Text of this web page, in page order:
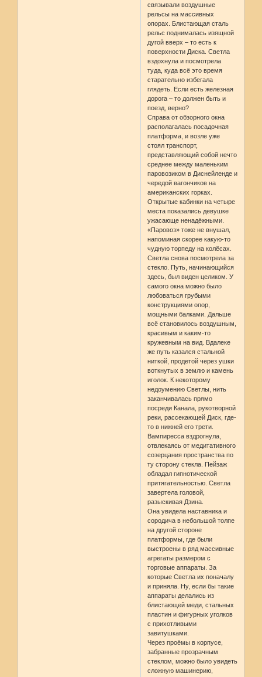
связывали воздушные
рельсы на массивных
опорах. Блистающая сталь
рельс поднималась изящной
дугой вверх – то есть к
поверхности Диска. Светла
вздохнула и посмотрела
туда, куда всё это время
старательно избегала
глядеть. Если есть железная
дорога – то должен быть и
поезд, верно?
Справа от обзорного окна
располагалась посадочная
платформа, и возле уже
стоял транспорт,
представляющий собой нечто
среднее между маленьким
паровозиком в Диснейленде и
чередой вагончиков на
американских горках.
Открытые кабинки на четыре
места показались девушке
ужасающе ненадёжными.
«Паровоз» тоже не внушал,
напоминая скорее какую-то
чудную торпеду на колёсах.
Светла снова посмотрела за
стекло. Путь, начинающийся
здесь, был виден целиком. У
самого окна можно было
любоваться грубыми
конструкциями опор,
мощными балками. Дальше
всё становилось воздушным,
красивым и каким-то
кружевным на вид. Вдалеке
же путь казался стальной
ниткой, продетой через ушки
воткнутых в землю и камень
иголок. К некоторому
недоумению Светлы, нить
заканчивалась прямо
посреди Канала, рукотворной
реки, рассекающей Диск, где-
то в нижней его трети.
Вампиресса вздрогнула,
отвлекаясь от медитативного
созерцания пространства по
ту сторону стекла. Пейзаж
обладал гипнотической
притягательностью. Светла
завертела головой,
разыскивая Дзина.
Она увидела наставника и
сородича в небольшой толпе
на другой стороне
платформы, где были
выстроены в ряд массивные
агрегаты размером с
торговые аппараты. За
которые Светла их поначалу
и приняла. Ну, если бы такие
аппараты делались из
блистающей меди, стальных
пластин и фигурных уголков
с прихотливыми
завитушками.
Через проёмы в корпусе,
забранные прозрачным
стеклом, можно было увидеть
сложную машинерию,